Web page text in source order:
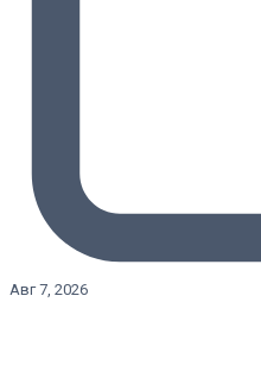
Авг 7, 2026